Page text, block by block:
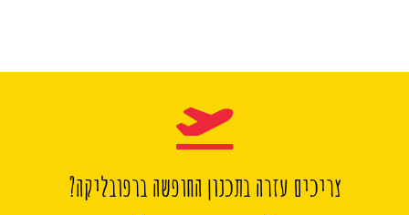
צריכים עזרה בתכנון החופשה ברפובליקה?